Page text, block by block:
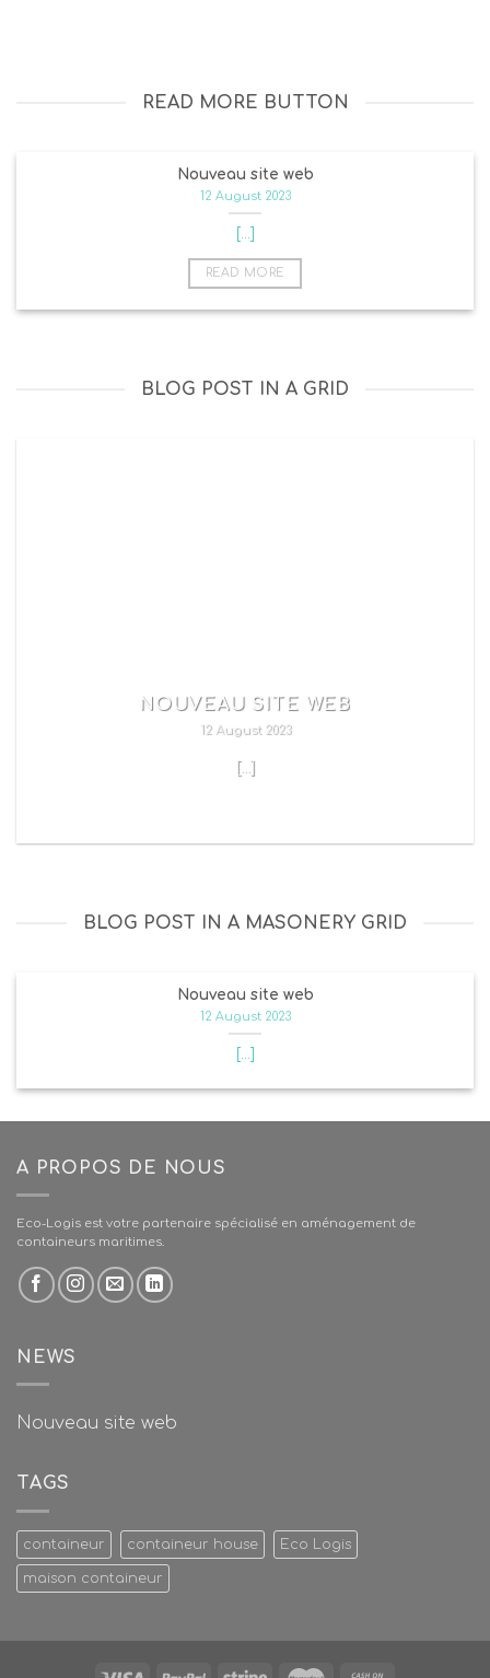
READ MORE BUTTON
Nouveau site web
12 August 2023
[...]
READ MORE
BLOG POST IN A GRID
NOUVEAU SITE WEB
12 August 2023
[...]
BLOG POST IN A MASONERY GRID
Nouveau site web
12 August 2023
[...]
A PROPOS DE NOUS
Eco-Logis est votre partenaire spécialisé en aménagement de
containeurs maritimes.
NEWS
Nouveau site web
TAGS
containeur containeur house Eco Logis
maison containeur